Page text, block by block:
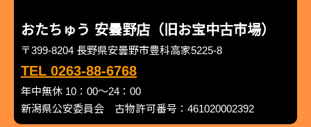
おたちゅう 安曇野店（旧お宝中古市場）
〒399-8204 長野県安曇野市豊科高家5225-8
TEL 0263-88-6768
年中無休 10：00～24：00
新潟県公安委員会 古物許可番号：461020002392